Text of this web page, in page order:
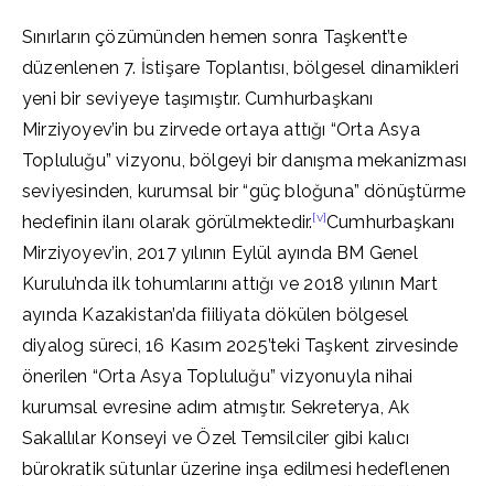
Sınırların çözümünden hemen sonra Taşkent’te
düzenlenen 7. İstişare Toplantısı, bölgesel dinamikleri
yeni bir seviyeye taşımıştır. Cumhurbaşkanı
Mirziyoyev’in bu zirvede ortaya attığı “Orta Asya
Topluluğu” vizyonu, bölgeyi bir danışma mekanizması
seviyesinden, kurumsal bir “güç bloğuna” dönüştürme
hedefinin ilanı olarak görülmektedir.[v]Cumhurbaşkanı
Mirziyoyev’in, 2017 yılının Eylül ayında BM Genel
Kurulu’nda ilk tohumlarını attığı ve 2018 yılının Mart
ayında Kazakistan’da fiiliyata dökülen bölgesel
diyalog süreci, 16 Kasım 2025’teki Taşkent zirvesinde
önerilen “Orta Asya Topluluğu” vizyonuyla nihai
kurumsal evresine adım atmıştır. Sekreterya, Ak
Sakallılar Konseyi ve Özel Temsilciler gibi kalıcı
bürokratik sütunlar üzerine inşa edilmesi hedeflenen